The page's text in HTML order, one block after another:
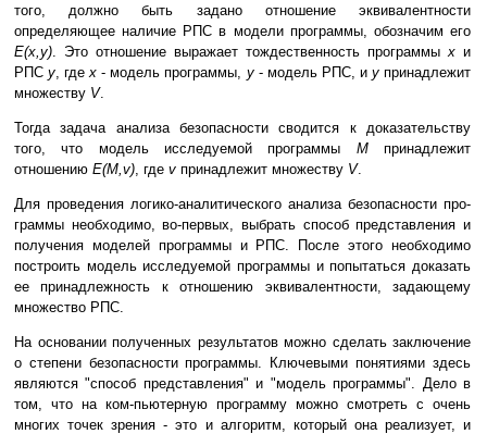
того, должно быть задано отношение эквивалентности
определяющее наличие РПС в модели программы, обозначим его
Е(x,y) . Это отношение выражает тождественность программы x и
РПСy , гдеx - модель программы, y- модель РПС, и yпринадлежит
множеству V.
Тогда задача анализа безопасности сводится к доказательству
того, что модель исследуемой программы Мпринадлежит
отношению E(M,v) , где v принадлежит множеству V.
Для проведения логико-аналитического анализа безопасности про-
граммы необходимо, во-первых, выбрать способ представления и
получения моделей программы и РПС. После этого необходимо
построить модель исследуемой программы и попытаться доказать
ее принадлежность к отношению эквивалентности, задающему
множество РПС.
На основании полученных результатов можно сделать заключение
о степени безопасности программы. Ключевыми понятиями здесь
являются "способ представления" и "модель программы". Дело в
том, что на ком-пьютерную программу можно смотреть с очень
многих точек зрения - это и алгоритм, который она реализует, и